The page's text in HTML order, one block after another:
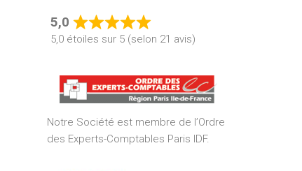
5,0
Rated
5,0
5
5,0 étoiles sur 5 (selon 21 avis)
Notre Société est membre de l’Ordre
des Experts-Comptables Paris IDF.